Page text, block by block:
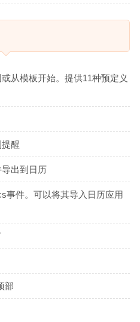
从模板开始。提供11种预定义
醒
出到日历
事件。可以将其导入日历应用
部